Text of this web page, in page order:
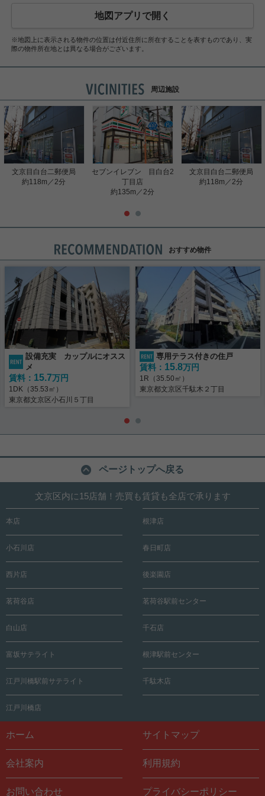
地図アプリで開く
※地図上に表示される物件の位置は付近住所に所在することを表すものであり、実
際の物件所在地とは異なる場合がございます。
周辺施設
文京目白台二郵便局
約118m／2分
セブンイレブン 目白台2
丁目店
約135m／2分
文京目白台二郵便局
約118m／2分
おすすめ物件
設備充実 カップルにオスス
メ
賃料： 15.7万円
1DK（35.53㎡）
東京都文京区小石川５丁目
専用テラス付きの住戸
賃料： 15.8万円
1R（35.50㎡）
東京都文京区千駄木２丁目
ページトップへ戻る
文京区内に15店舗！売買も賃貸も全店で承ります
本店 根津店
小石川店 春日町店
西片店 後楽園店
茗荷谷店 茗荷谷駅前センター
白山店 千石店
富坂サテライト 根津駅前センター
江戸川橋駅前サテライト 千駄木店
江戸川橋店
ホーム サイトマップ
会社案内 利用規約
お問い合わせ プライバシーポリシー